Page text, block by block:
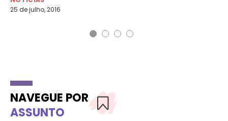
25 de julho, 2016
NAVEGUE POR
ASSUNTO